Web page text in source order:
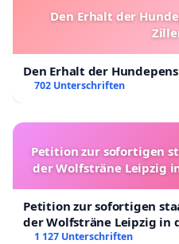
Den Erhalt der
Den Erhalt der
702 Unterschriften
Petition zur sofortigen
der Wolfsträne Leipzig
Petition zur sofortigen
der Wolfsträne Leipzig in
1 127 Unterschriften